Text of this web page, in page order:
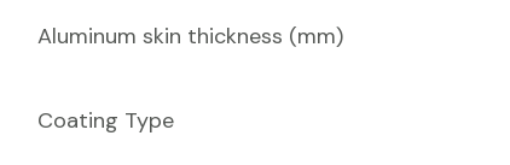
Material Thickness (mm)
Length (mm)